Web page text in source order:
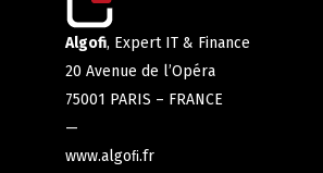
Algofi, Expert IT & Finance
20 Avenue de l’Opéra
75001 PARIS – FRANCE
—
www.algoﬁ.fr